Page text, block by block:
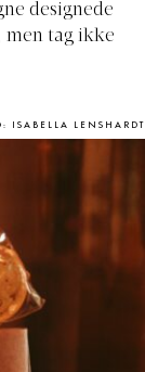
designede
men tag ikke
ISABELLA LENSHARDT